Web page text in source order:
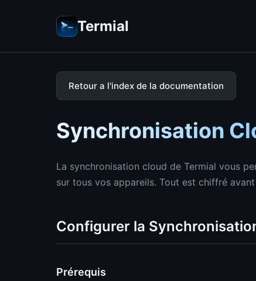
Termial
Retour a l'index de la documentation
Synchronisation
La synchronisation cloud de Termial vous
sur tous vos appareils. Tout est chiffré
Configurer la
Prérequis